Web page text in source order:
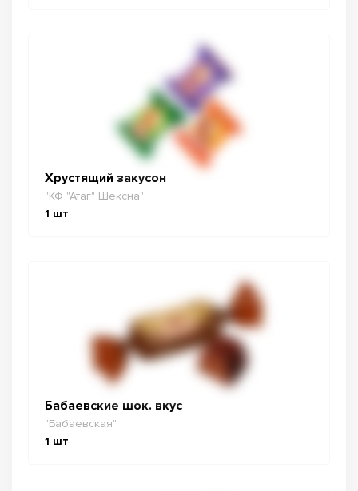
Хрустящий закусон
"КФ "Атаг" Шексна"
1 шт
Бабаевские шок. вкус
"Бабаевская"
1 шт